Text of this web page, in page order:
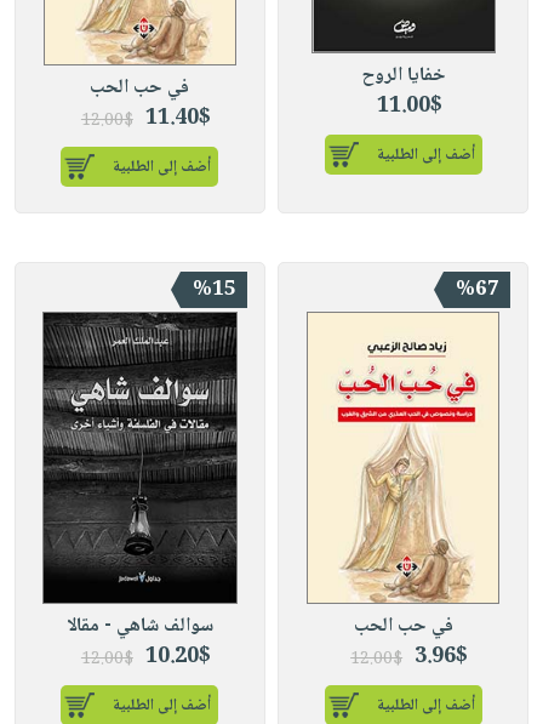
خفايا الروح
11.00$
أضف إلى الطلبية
في حب الحب
11.40$
12.00$
أضف إلى الطلبية
%67
في حب الحب
3.96$
12.00$
أضف إلى الطلبية
%15
سوالف شاهي - مقالا
10.20$
12.00$
أضف إلى الطلبية